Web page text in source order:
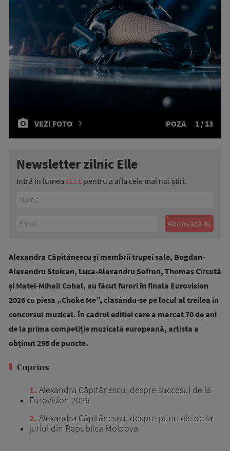
VEZI FOTO POZA 1 / 13
Newsletter zilnic Elle
Intră în lumea ELLE pentru a afla cele mai noi știri.
Alexandra Căpitănescu și membrii trupei sale, Bogdan-
Alexandru Stoican, Luca-Alexandru Șofron, Thomas Cîrcotă
și Matei-Mihail Cohal, au făcut furori în finala Eurovision
2026 cu piesa „Choke Me”, clasându-se pe locul al treilea în
concursul muzical. În cadrul ediției care a marcat 70 de ani
de la prima competiție muzicală europeană, artista a
obținut 296 de puncte.
Cuprins
1 Alexandra Căpitănescu, despre succesul de la
Eurovision 2026
2 Alexandra Căpitănescu, despre punctele de la
juriul din Republica Moldova